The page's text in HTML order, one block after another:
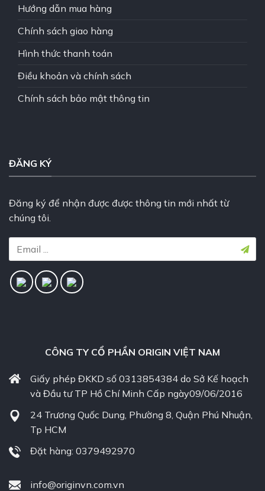
Hướng dẫn mua hàng
Chính sách giao hàng
Hình thức thanh toán
Điều khoản và chính sách
Chính sách bảo mật thông tin
ĐĂNG KÝ
Đăng ký để nhận được được thông tin mới nhất từ
chúng tôi.
CÔNG TY CỔ PHẦN ORIGIN VIỆT NAM
Giấy phép ĐKKD số 0313854384 do Sở Kế hoạch
và Đầu tư TP Hồ Chí Minh Cấp ngày09/06/2016
24 Trương Quốc Dung, Phường 8, Quận Phú Nhuận,
Tp HCM
Đặt hàng: 0379492970
info@originvn.com.vn